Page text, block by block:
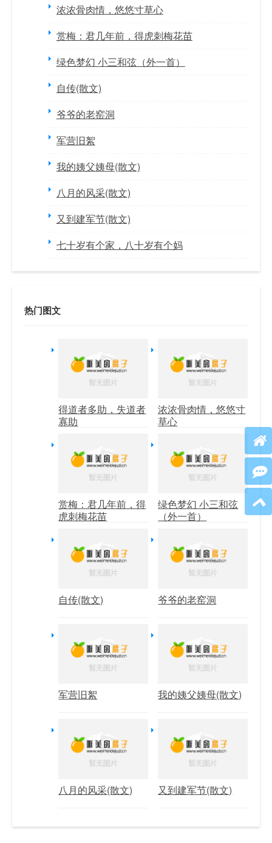
浓浓骨肉情，悠悠寸草心
赏梅：君几年前，得虎刺梅花苗
绿色梦幻 小三和弦（外一首）
自传(散文)
爷爷的老窑洞
军营旧絮
我的姨父姨母(散文)
八月的风采(散文)
又到建军节(散文)
七十岁有个家，八十岁有个妈
热门图文
得道者多助，失道者
寡助
浓浓骨肉情，悠悠寸
草心
赏梅：君几年前，得
虎刺梅花苗
绿色梦幻 小三和弦
（外一首）
自传(散文) 爷爷的老窑洞
军营旧絮 我的姨父姨母(散文)
八月的风采(散文) 又到建军节(散文)